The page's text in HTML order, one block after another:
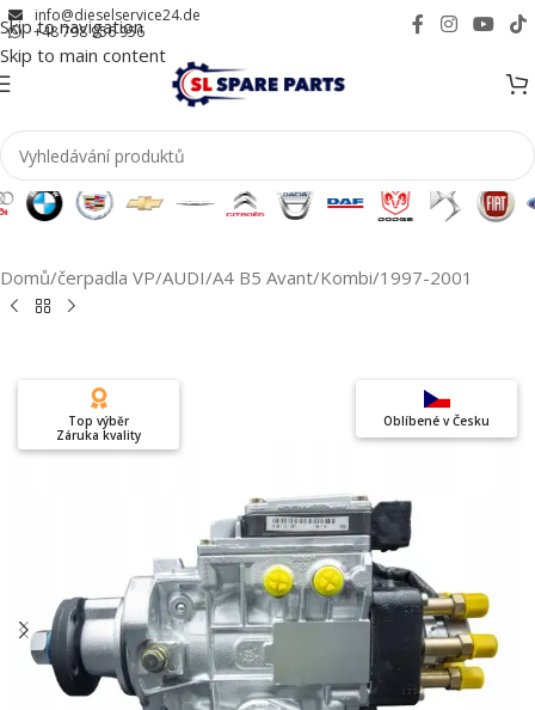
Skip to navigation
Skip to main content
info@dieselservice24.de
+48 798 956 956
Domů/čerpadla VP/AUDI/A4 B5 Avant/Kombi/1997-2001
Oblíbené v Česku
Top výběr
Záruka kvality